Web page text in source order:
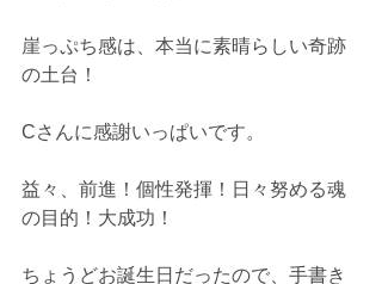
崖っぷち感は、本当に素晴らしい奇跡
の土台！
Cさんに感謝いっぱいです。
益々、前進！個性発揮！日々努める魂
の目的！大成功！
ちょうどお誕生日だったので、手書き